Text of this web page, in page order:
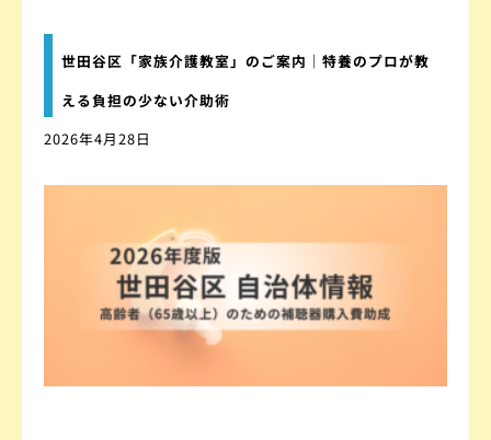
世田谷区「家族介護教室」のご案内｜特養のプロが教
える負担の少ない介助術
2026年4月28日